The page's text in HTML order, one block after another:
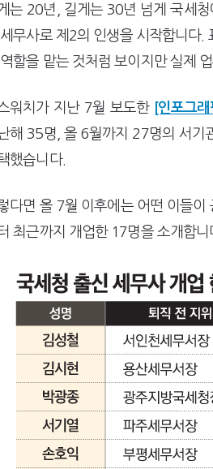
반도체·AI로봇 국내 생산
"오래 보유보다 오래 살
[2026 세제개편]"상속
는 20년, 길게는 30년 넘게 국세
무사로 제2의 인생을 시작합니다.
할을 맡는 것처럼 보이지만 실제
워치가 지난 7월 보도한 [인포그
해 35명, 올 6월까지 27명의 서기
했습니다.
다면 올 7월 이후에는 어떤 이들
최근까지 개업한 17명을 소개합니